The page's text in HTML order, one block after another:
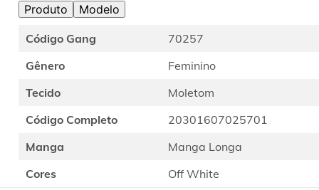
Produto
Modelo
Código Gang
70257
Gênero
Feminino
Tecido
Moletom
Código Completo
20301607025701
Manga
Manga Longa
Cores
Off White